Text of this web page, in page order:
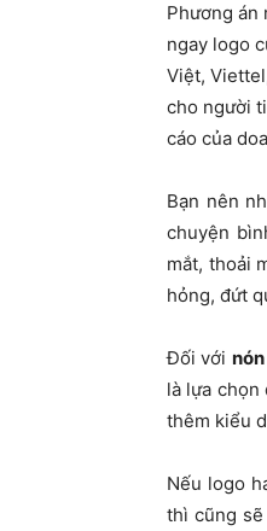
Phương án
ngay logo
Việt,
cho người
cáo của
Bạn nên
chuyện
mắt, thoải
hỏng, đứt
Đối với
là lựa chọn
thêm kiểu
Nếu logo
thì cũng